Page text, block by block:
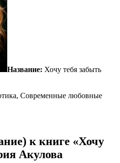
Название: Хочу тебя забыть
Современные любовные
к книге «Хочу
Акулова